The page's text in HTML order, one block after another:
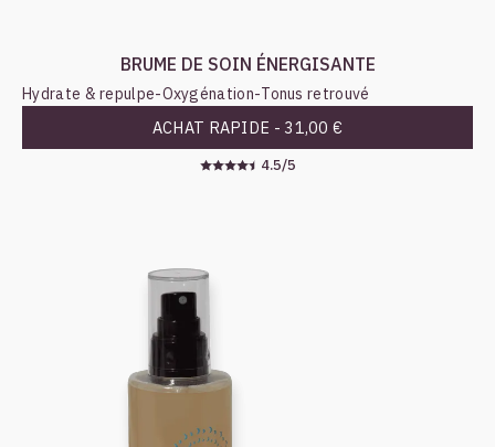
BRUME DE SOIN ÉNERGISANTE
Hydrate & repulpe-Oxygénation-Tonus retrouvé
ACHAT RAPIDE - 31,00 €
4.5/5